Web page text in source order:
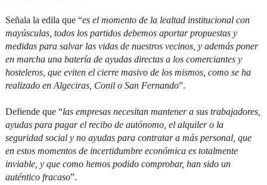
Señala la edila que “es el momento de la lealtad institucional con
mayúsculas, todos los partidos debemos aportar propuestas y
medidas para salvar las vidas de nuestros vecinos, y además poner
en marcha una batería de ayudas directas a los comerciantes y
hosteleros, que eviten el cierre masivo de los mismos, como se ha
realizado en Algeciras, Conil o San Fernando”.
Defiende que “las empresas necesitan mantener a sus trabajadores,
ayudas para pagar el recibo de autónomo, el alquiler o la
seguridad social y no ayudas para contratar a más personal, que
en estos momentos de incertidumbre económica es totalmente
inviable, y que como hemos podido comprobar, han sido un
auténtico fracaso”.